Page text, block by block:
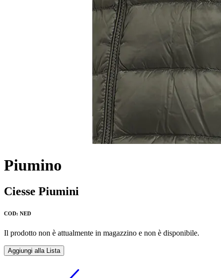
Piumino
Ciesse Piumini
COD: NED
Il prodotto non è attualmente in magazzino e non è disponibile.
Aggiungi alla Lista